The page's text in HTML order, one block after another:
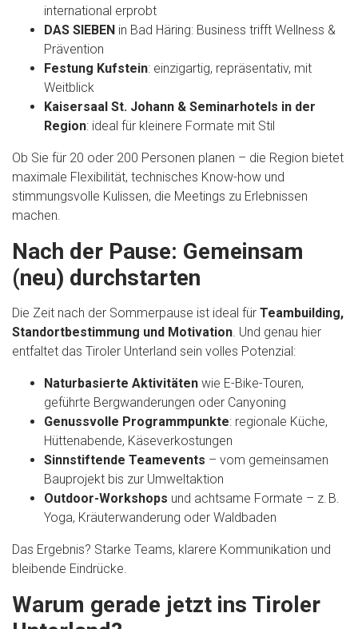
international erprobt
DAS SIEBEN in Bad Häring: Business trifft Wellness &
Prävention
Festung Kufstein: einzigartig, repräsentativ, mit
Weitblick
Kaisersaal St. Johann & Seminarhotels in der
Region: ideal für kleinere Formate mit Stil
Ob Sie für 20 oder 200 Personen planen – die Region bietet
maximale Flexibilität, technisches Know-how und
stimmungsvolle Kulissen, die Meetings zu Erlebnissen
machen.
Nach der Pause: Gemeinsam
(neu) durchstarten
Die Zeit nach der Sommerpause ist ideal für Teambuilding,
Standortbestimmung und Motivation . Und genau hier
entfaltet das Tiroler Unterland sein volles Potenzial:
Naturbasierte Aktivitäten wie E-Bike-Touren,
geführte Bergwanderungen oder Canyoning
Genussvolle Programmpunkte: regionale Küche,
Hüttenabende, Käseverkostungen
Sinnstiftende Teamevents – vom gemeinsamen
Bauprojekt bis zur Umweltaktion
Outdoor-Workshops und achtsame Formate – z. B.
Yoga, Kräuterwanderung oder Waldbaden
Das Ergebnis? Starke Teams, klarere Kommunikation und
bleibende Eindrücke.
Warum gerade jetzt ins Tiroler